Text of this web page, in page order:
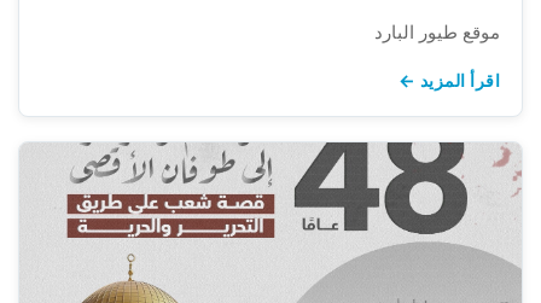
موقع طيور البارد
اقرأ المزيد ←